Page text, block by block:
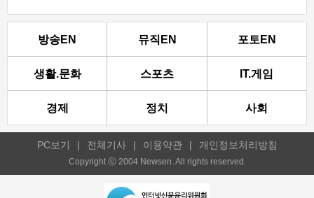
방송EN 뮤직EN 포토EN
생활.문화 스포츠 IT.게임
경제 정치 사회
PC보기 | 전체기사 | 이용약관 | 개인정보처리방침
Copyright ⓒ 2004 Newsen. All rights reserved.